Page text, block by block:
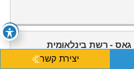
- רשת בינלאומית
ומכללות בעולםיצירת קשר